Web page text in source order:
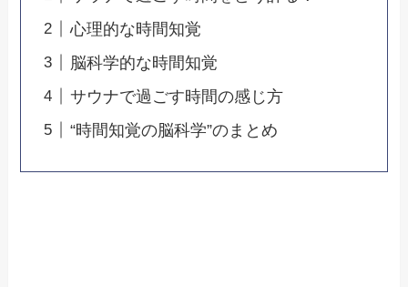
心理的な時間知覚
脳科学的な時間知覚
サウナで過ごす時間の感じ方
“時間知覚の脳科学”のまとめ